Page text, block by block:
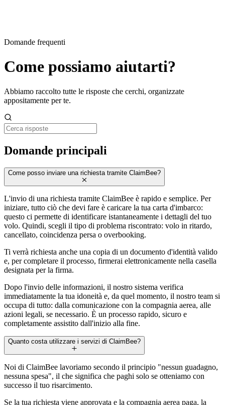
Domande frequenti
Come possiamo aiutarti?
Abbiamo raccolto tutte le risposte che cerchi, organizzate
appositamente per te.
Domande principali
Come posso inviare una richiesta tramite ClaimBee?
L'invio di una richiesta tramite ClaimBee è rapido e semplice. Per
iniziare, tutto ciò che devi fare è caricare la tua carta d'imbarco:
questo ci permette di identificare istantaneamente i dettagli del tuo
volo. Quindi, scegli il tipo di problema riscontrato: volo in ritardo,
cancellato, coincidenza persa o overbooking.
Ti verrà richiesta anche una copia di un documento d'identità valido
e, per completare il processo, firmerai elettronicamente nella casella
designata per la firma.
Dopo l'invio delle informazioni, il nostro sistema verifica
immediatamente la tua idoneità e, da quel momento, il nostro team si
occupa di tutto: dalla comunicazione con la compagnia aerea, alle
azioni legali, se necessario. È un processo rapido, sicuro e
completamente assistito dall'inizio alla fine.
Quanto costa utilizzare i servizi di ClaimBee?
Noi di ClaimBee lavoriamo secondo il principio "nessun guadagno,
nessuna spesa", il che significa che paghi solo se otteniamo con
successo il tuo risarcimento.
Se la tua richiesta viene approvata e la compagnia aerea paga, la